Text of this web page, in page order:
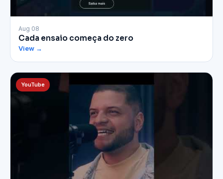
▶
Aug 08
Cada ensaio começa do zero
View →
YouTube